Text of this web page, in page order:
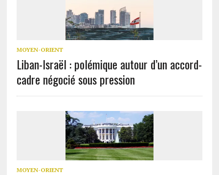
MOYEN-ORIENT
Liban-Israël : polémique autour d’un accord-
cadre négocié sous pression
MOYEN-ORIENT